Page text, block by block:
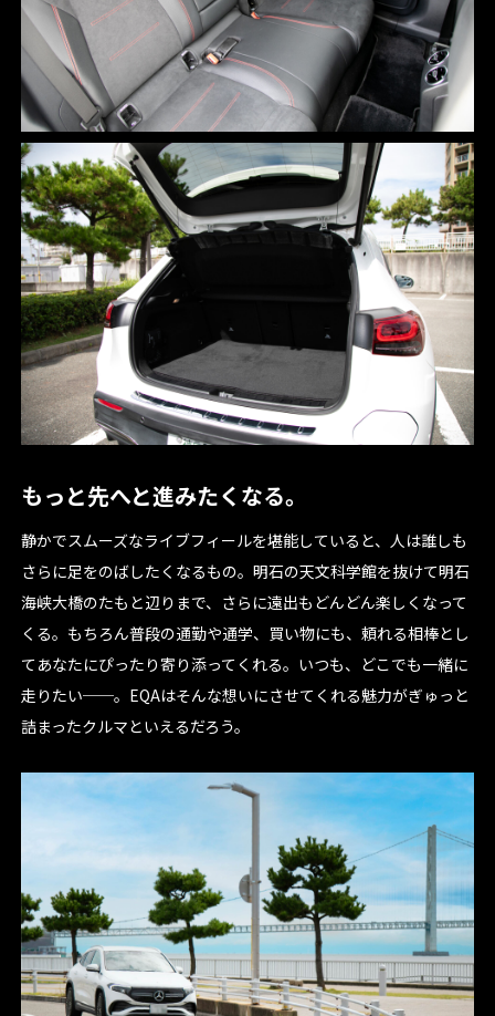
もっと先へと進みたくなる。
静かでスムーズなライブフィールを堪能していると、人は誰しも
さらに足をのばしたくなるもの。明石の天文科学館を抜けて明石
海峡大橋のたもと辺りまで、さらに遠出もどんどん楽しくなって
くる。もちろん普段の通勤や通学、買い物にも、頼れる相棒とし
てあなたにぴったり寄り添ってくれる。いつも、どこでも一緒に
走りたい──。EQAはそんな想いにさせてくれる魅力がぎゅっと
詰まったクルマといえるだろう。